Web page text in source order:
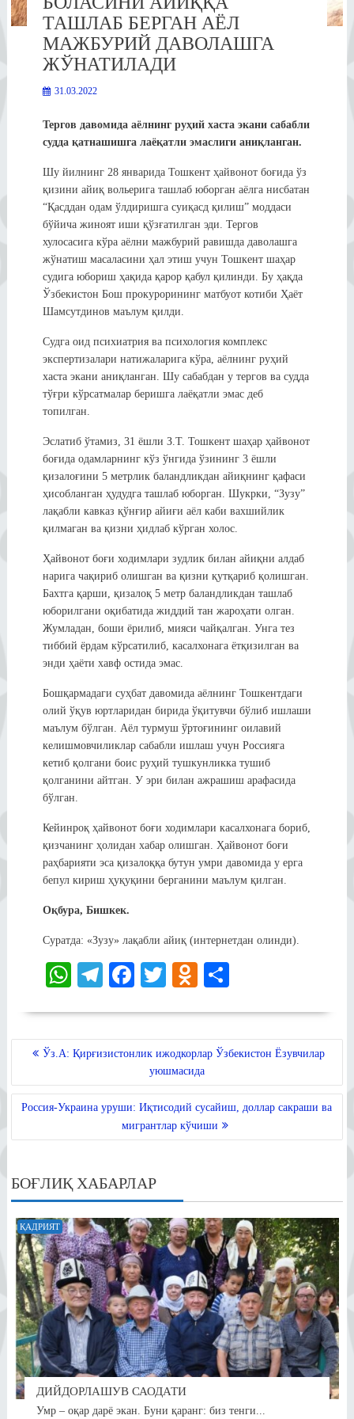
ТАШЛАБ БЕРГАН АЁЛ
МАЖБУРИЙ ДАВОЛАШГА
ЖЎНАТИЛАДИ
31.03.2022
Тергов давомида аёлнинг руҳий хаста экани сабабли
судда қатнашишга лаёқатли эмаслиги аниқланган.
Шу йилнинг 28 январида Тошкент ҳайвонот боғида ўз
қизини айиқ вольерига ташлаб юборган аёлга нисбатан
“Қасддан одам ўлдиришга суиқасд қилиш” моддаси
бўйича жиноят иши қўзғатилган эди. Тергов
хулосасига кўра аёлни мажбурий равишда даволашга
жўнатиш масаласини ҳал этиш учун Тошкент шаҳар
судига юбориш ҳақида қарор қабул қилинди. Бу ҳақда
Ўзбекистон Бош прокурорининг матбуот котиби Ҳаёт
Шамсутдинов маълум қилди.
Судга оид психиатрия ва психология комплекс
экспертизалари натижаларига кўра, аёлнинг руҳий
хаста экани аниқланган. Шу сабабдан у тергов ва судда
тўғри кўрсатмалар беришга лаёқатли эмас деб
топилган.
Эслатиб ўтамиз, 31 ёшли З.Т. Тошкент шаҳар ҳайвонот
боғида одамларнинг кўз ўнгида ўзининг 3 ёшли
қизалоғини 5 метрлик баландликдан айиқнинг қафаси
ҳисобланган ҳудудга ташлаб юборган. Шукрки, “Зузу”
лақабли кавказ қўнғир айиғи аёл каби вахшийлик
қилмаган ва қизни ҳидлаб кўрган холос.
Ҳайвонот боғи ходимлари зудлик билан айиқни алдаб
нарига чақириб олишган ва қизни қутқариб қолишган.
Бахтга қарши, қизалоқ 5 метр баландликдан ташлаб
юборилгани оқибатида жиддий тан жароҳати олган.
Жумладан, боши ёрилиб, мияси чайқалган. Унга тез
тиббий ёрдам кўрсатилиб, касалхонага ётқизилган ва
энди ҳаёти хавф остида эмас.
Бошқармадаги суҳбат давомида аёлнинг Тошкентдаги
олий ўқув юртларидан бирида ўқитувчи бўлиб ишлаши
маълум бўлган. Аёл турмуш ўртоғининг оилавий
келишмовчиликлар сабабли ишлаш учун Россияга
кетиб қолгани боис руҳий тушкунликка тушиб
қолганини айтган. У эри билан ажрашиш арафасида
бўлган.
Кейинроқ ҳайвонот боғи ходимлари касалхонага бориб,
қизчанинг ҳолидан хабар олишган. Ҳайвонот боғи
раҳбарияти эса қизалоққа бутун умри давомида у ерга
бепул кириш ҳуқуқини берганини маълум қилган.
Оқбура, Бишкек.
Суратда: «Зузу» лақабли айиқ (интернетдан олинди).
W
A
Te
a
Fa
ok
T
r
O
la
ss
ni
ki
POST
MENYUSI
Ўз.А: Қирғизистонлик ижодкорлар Ўзбекистон Ёзувчилар
уюшмасида
Россия-Украина уруши: Иқтисодий сусайиш, доллар сакраши ва
мигрантлар кўчиши
БОҒЛИҚ ХАБАРЛАР
ҚАДРИЯТ
ДИЙДОРЛАШУВ САОДАТИ
Умр – оқар дарё экан. Буни қаранг: биз тенги...